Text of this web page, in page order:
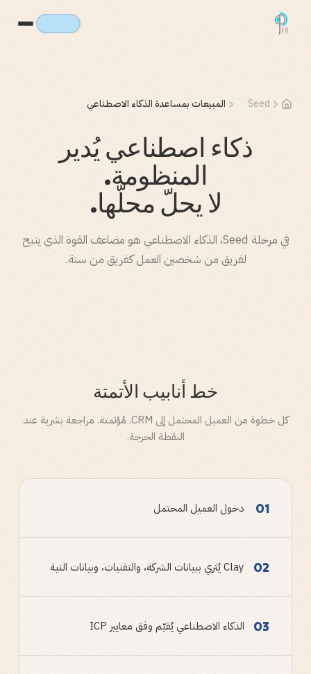
Seed المبيعات بمساعدة الذكاء الاصطناعي
ذكاء اصطناعي يُدير
المنظومة.
لا يحلّ محلّها.
في مرحلة Seed، الذكاء الاصطناعي هو مضاعف القوة الذي يتيح
لفريق من شخصين العمل كفريق من ستة.
خط أنابيب الأتمتة
كل خطوة من العميل المحتمل إلى CRM. مُؤتمتة. مراجعة بشرية عند
النقطة الحرجة.
01 دخول العميل المحتمل
02 Clay يُثري ببيانات الشركة، والتقنيات، وبيانات النية
03 الذكاء الاصطناعي يُقيّم وفق معايير ICP